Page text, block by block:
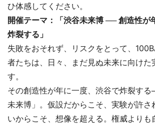
ひ体感してください。
開催テーマ：「渋谷未来博 ── 創造性が
炸裂する」
失敗をおそれず、リスクをとって、
者たちは、日々、まだ見ぬ未来に向けた
す。
その創造性が年に一度、渋谷で炸裂す
未来博」。仮設だからこそ、実験が許さ
いからこそ、想像を超える。権威よりも